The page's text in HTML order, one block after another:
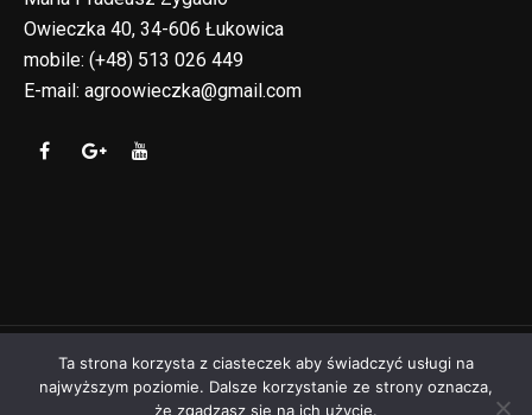
Owieczka 40, 34-606 Łukowica
mobile: (+48) 513 026 449
E-mail: agroowieczka@gmail.com
Copyright © Agroturystyka "Owieczka" 2024 AD
Ta strona korzysta z ciasteczek aby świadczyć usługi na
najwyższym poziomie. Dalsze korzystanie ze strony oznacza,
że zgadzasz się na ich użycie.